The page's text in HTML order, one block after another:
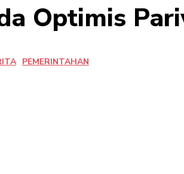
Optimis
PEMERINTAHAN